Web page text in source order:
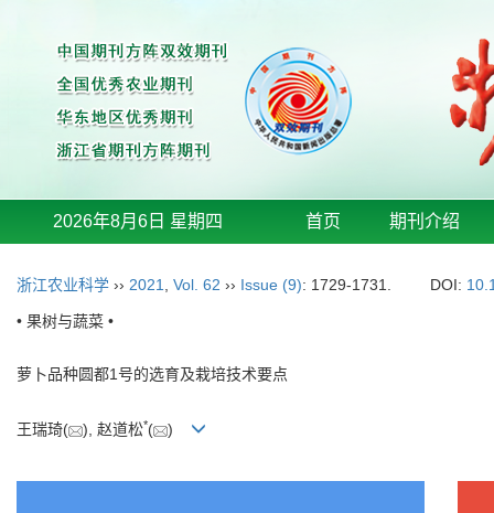
2026年8月6日 星期四 首页 期刊介绍
浙江农业科学 ›› 2021 Vol. 62 ›› Issue (9): 1729-1731. DOI:
• 果树与蔬菜 •
萝卜品种圆都1号的选育及栽培技术要点
王瑞琦( ), 赵道松*( )